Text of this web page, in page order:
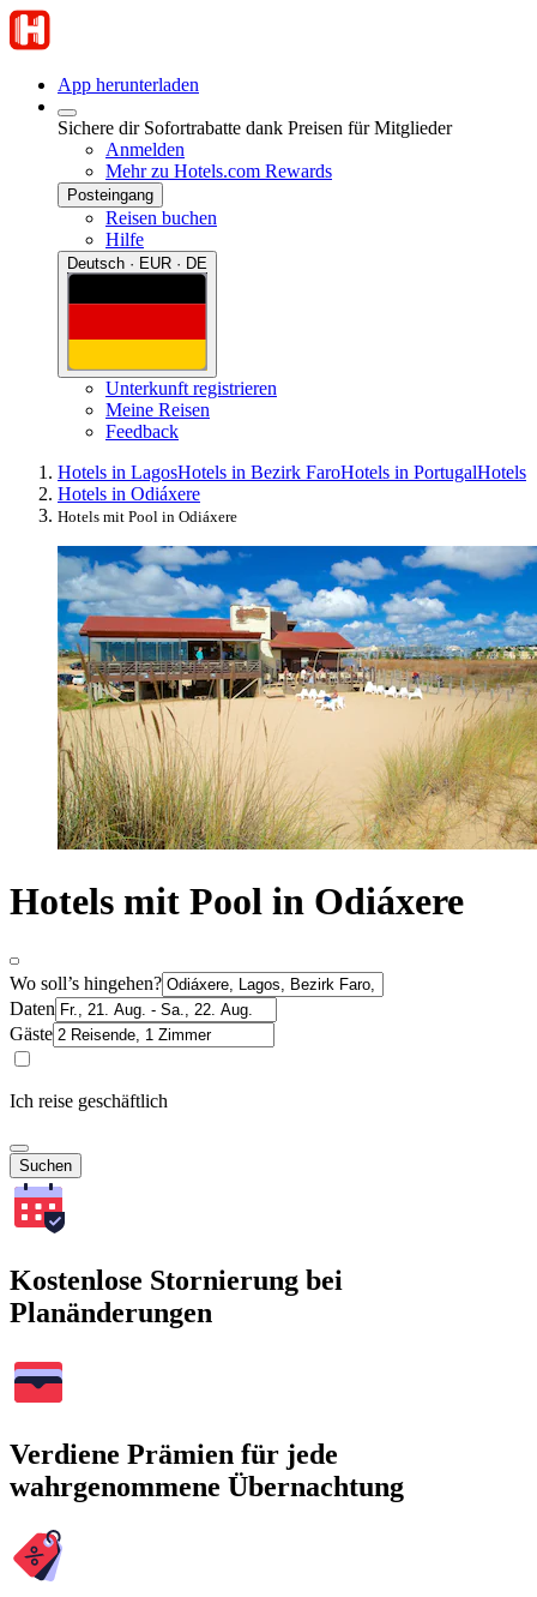
App herunterladen
Sichere dir Sofortrabatte dank Preisen für Mitglieder
Anmelden
Mehr zu Hotels.com Rewards
Posteingang
Reisen buchen
Hilfe
Deutsch · EUR · DE
Unterkunft registrieren
Meine Reisen
Feedback
Hotels in LagosHotels in Bezirk FaroHotels in PortugalHotels
Hotels in Odiáxere
Hotels mit Pool in Odiáxere
Hotels mit Pool in Odiáxere
Wo soll’s hingehen?
Daten
Gäste
Ich reise geschäftlich
Suchen
Kostenlose Stornierung bei
Planänderungen
Verdiene Prämien für jede
wahrgenommene Übernachtung